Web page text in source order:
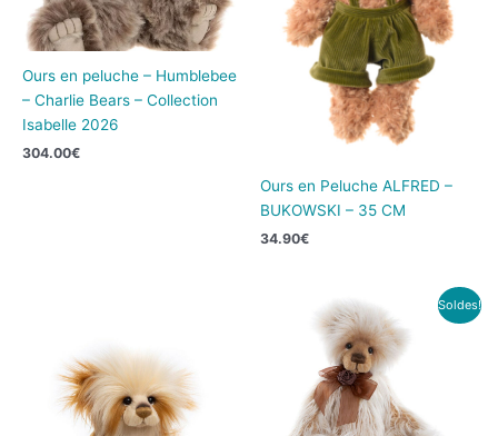
Ours en peluche – Humblebee
– Charlie Bears – Collection
Isabelle 2026
304.00€
Ours en Peluche ALFRED –
BUKOWSKI – 35 CM
34.90€
Soldes!
prix
initial
était :
139.00€.
prix
actuel
est :
99.00€.